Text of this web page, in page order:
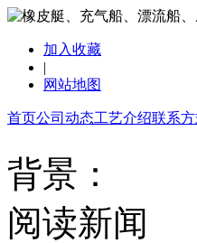
加入收藏
|
网站地图
首页公司动态工艺介绍联系
背景：
阅读新闻